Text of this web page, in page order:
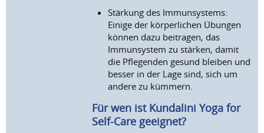
Stärkung des Immunsystems:
Einige der körperlichen Übungen
können dazu beitragen, das
Immunsystem zu stärken, damit
die Pflegenden gesund bleiben und
besser in der Lage sind, sich um
andere zu kümmern.
Für wen ist Kundalini Yoga for
Self-Care geeignet?